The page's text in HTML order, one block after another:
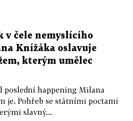
v čele nemyslícího
Knížáka oslavuje
kterým umělec
poslední happening Milana
je. Pohřeb se státními poctami
slavný...